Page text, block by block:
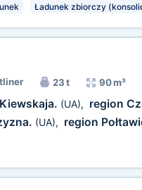
Ładunek zbiorczy
23 t 90 m³
Kiewskaja. (UA), region
(UA), region